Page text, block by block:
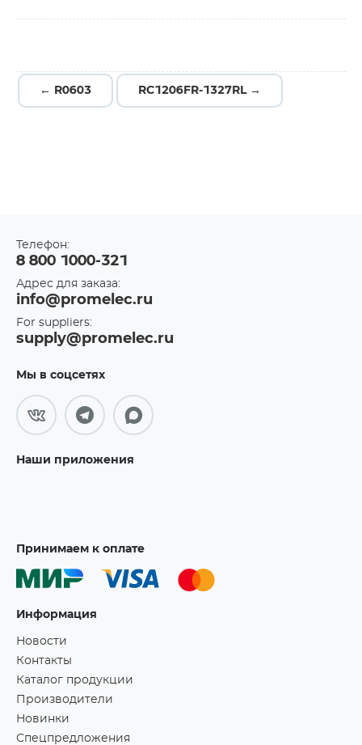
← R0603 RC1206FR-1327RL →
Телефон:
8 800 1000-321
Адрес для заказа:
info@promelec.ru
For suppliers:
supply@promelec.ru
Мы в соцсетях
Наши приложения
Принимаем к оплате
Информация
Новости
Контакты
Каталог продукции
Производители
Новинки
Спецпредложения